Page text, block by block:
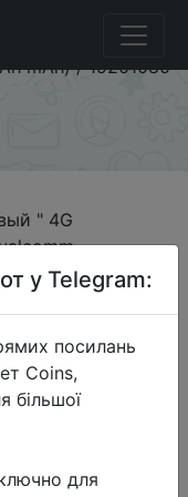
X522 5.5
16 mp
mAh) / 19201080
дюймовый
32Гб 16 mp
652 3000
у Telegram:
посилань
Coins,
більшої
для